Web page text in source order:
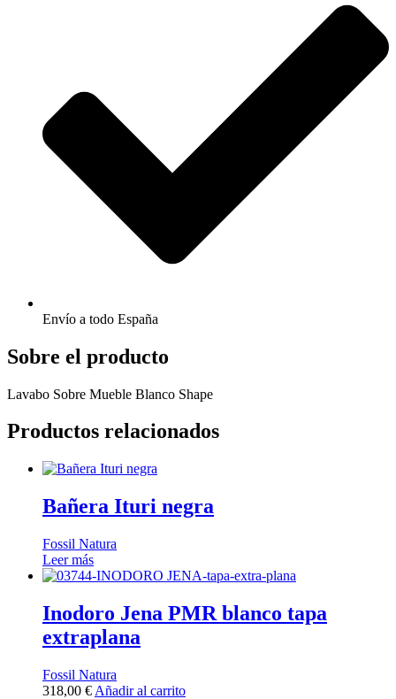
Envío a todo España
Sobre el producto
Lavabo Sobre Mueble Blanco Shape
Productos relacionados
Bañera Ituri negra
Fossil Natura
Leer más
Inodoro Jena PMR blanco tapa
extraplana
Fossil Natura
318,00 € Añadir al carrito